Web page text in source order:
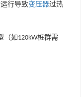
行导致变压器过热
（如120kW桩群需